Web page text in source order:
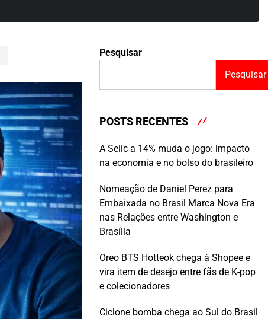
Pesquisar
Pesquisar
POSTS RECENTES
A Selic a 14% muda o jogo: impacto
na economia e no bolso do brasileiro
Nomeação de Daniel Perez para
Embaixada no Brasil Marca Nova Era
nas Relações entre Washington e
Brasília
Oreo BTS Hotteok chega à Shopee e
vira item de desejo entre fãs de K-pop
e colecionadores
Ciclone bomba chega ao Sul do Brasil